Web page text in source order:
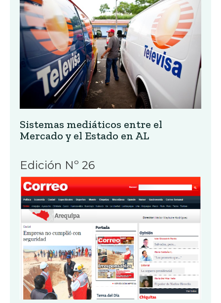
Sistemas mediáticos entre el
Mercado y el Estado en AL
Edición Nº 26